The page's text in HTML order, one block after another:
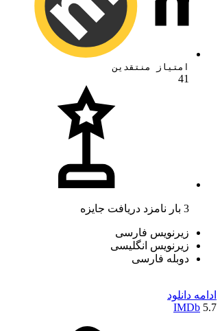
امتیاز منتقدین
41
3 بار نامزد دریافت جایزه
زیرنویس فارسی
زیرنویس انگلیسی
دوبله فارسی
ادامه دانلود
5.7
IMDb